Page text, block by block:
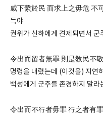
威下繫於民 而求上之毋危 不
득야
권위가 신하에게 견제되면서 군
令出而留者無罪 則是敎民不
명령을 내렸는데 (이것을) 지연
백성에게 군주를 존경하지 말라
令出而不行者毋罪 行之者有